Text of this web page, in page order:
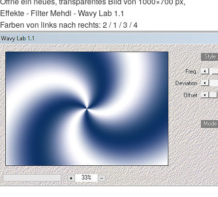
Effekte - Filter Mehdi - Wavy Lab 1.1
Farben von links nach rechts: 2 / 1 / 3 / 4